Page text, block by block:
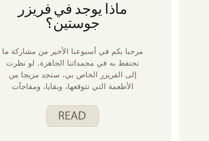
ماذا يوجد في فريزر
جوستين؟
مرحبا بكم في أسبوعنا الأخير من مشاركة ما
نحتفظ به في مجمداتنا الجاهزة. لو نظرت
إلى الفريزر الخاص بي، ستجد مزيجا من
الأطعمة التي تتوقعها، وبقايا، ومفاجآت